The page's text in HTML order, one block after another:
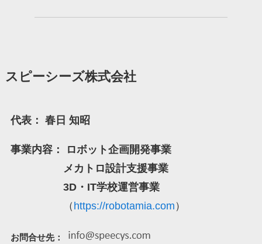
スピーシーズ株式会社
代表： 春日 知昭
事業内容：
ロボット企画開発事業
メカトロ設計支援事業
3D・IT学校運営事業
（ https://robotamia.com ）
お問合せ先：